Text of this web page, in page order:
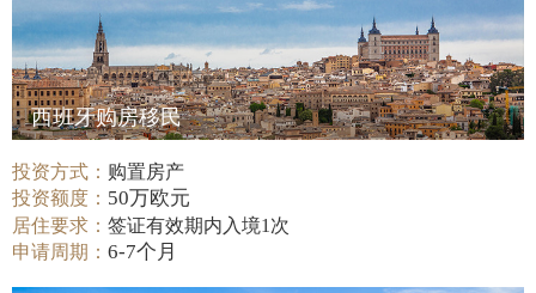
西班牙购房移民
投资方式： 购置房产
投资额度： 50万欧元
居住要求：签证有效期内入境1次
申请周期：6-7个月